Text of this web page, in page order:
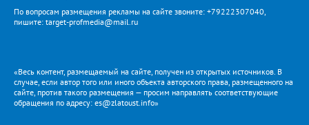
По вопросам размещения рекламы на сайте звоните: +79222307040,
пишите: target-profmedia@mail.ru
«Весь контент, размещаемый на сайте, получен из открытых источников. В
случае, если автор того или иного объекта авторского права, размещенного на
сайте, против такого размещения — просим направлять соответствующие
обращения по адресу: es@zlatoust.info»